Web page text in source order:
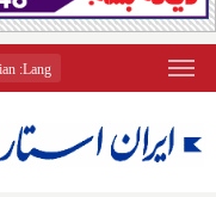
Lang
: Persian